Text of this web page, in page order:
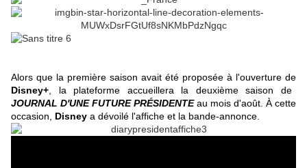
Alors que la première saison avait été proposée à l'ouverture de
Disney+ , la plateforme accueillera la deuxième saison de
JOURNAL D'UNE FUTURE PRÉSIDENTEau mois d'août. À cette
occasion, Disney a dévoilé l'affiche et la bande-annonce.